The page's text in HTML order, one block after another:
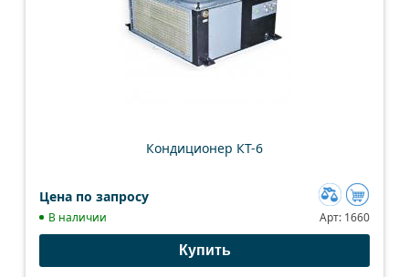
Кондиционер КТ-6
Цена по запросу
Добавить
к
В наличии Арт: 1660
Купить